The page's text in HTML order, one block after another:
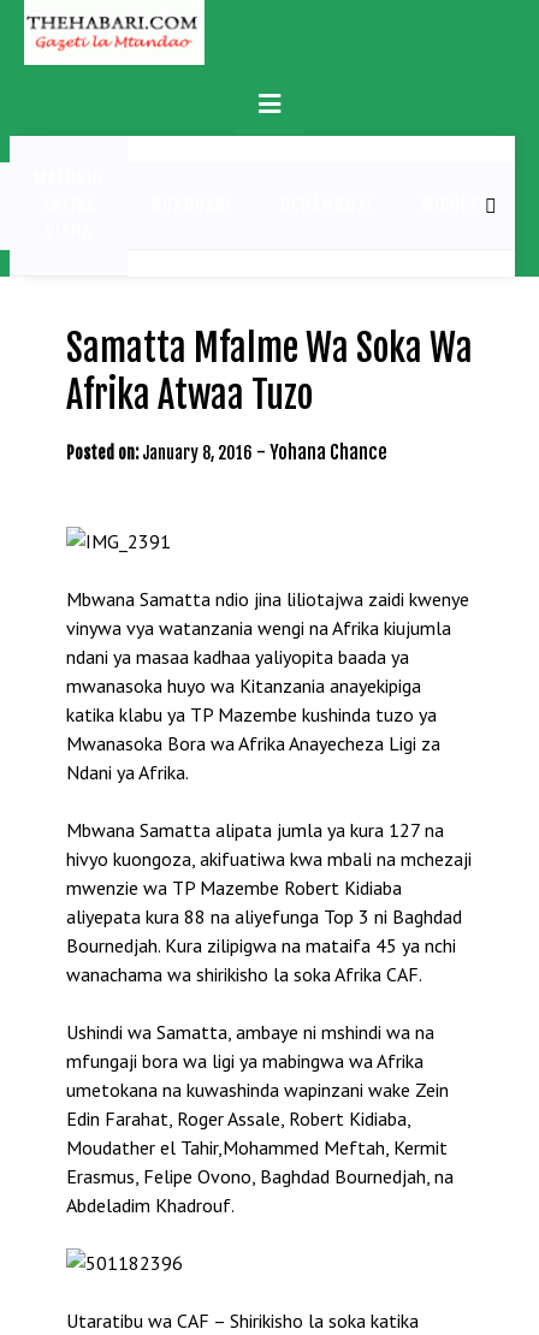
Skip
content
Primary
Menu
MICHEZO
Samatta Mfalme Wa Soka Wa
Afrika Atwaa Tuzo
Posted on: January 8, 2016 - Yohana Chance
Mbwana Samatta ndio jina liliotajwa zaidi kwenye
vinywa vya watanzania wengi na Afrika kiujumla
ndani ya masaa kadhaa yaliyopita baada ya
mwanasoka huyo wa Kitanzania anayekipiga
katika klabu ya TP Mazembe kushinda tuzo ya
Mwanasoka Bora wa Afrika Anayecheza Ligi za
Ndani ya Afrika.
Mbwana Samatta alipata jumla ya kura 127 na
hivyo kuongoza, akifuatiwa kwa mbali na mchezaji
mwenzie wa TP Mazembe Robert Kidiaba
aliyepata kura 88 na aliyefunga Top 3 ni Baghdad
Bournedjah. Kura zilipigwa na mataifa 45 ya nchi
wanachama wa shirikisho la soka Afrika CAF.
Ushindi wa Samatta, ambaye ni mshindi wa na
mfungaji bora wa ligi ya mabingwa wa Afrika
umetokana na kuwashinda wapinzani wake Zein
Edin Farahat, Roger Assale, Robert Kidiaba,
Moudather el Tahir,Mohammed Meftah, Kermit
Erasmus, Felipe Ovono, Baghdad Bournedjah, na
Abdeladim Khadrouf.
Utaratibu wa CAF – Shirikisho la soka katika